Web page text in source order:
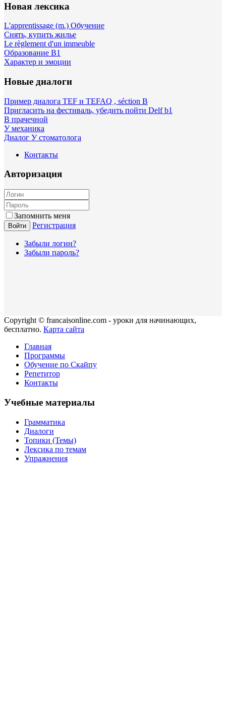
Новая лексика
L'apprentissage (m.) Обучение
Снять, купить жилье
Le règlement d'un immeuble
Образование B1
Характер и эмоции
Новые диалоги
Пример диалога TEF и TEFAQ , séction B
Пригласить на фестиваль, убедить пойти Delf b1
В прачечной
У механика
Диалог У стоматолога
Контакты
Авторизация
Запомнить меня
Войти Регистрация
Забыли логин?
Забыли пароль?
Copyright © francaisonline.com - уроки для начинающих,
бесплатно. Карта сайта
Главная
Программы
Обучение по Скайпу
Репетитор
Контакты
Учебные материалы
Грамматика
Диалоги
Топики (Темы)
Лексика по темам
Упражнения